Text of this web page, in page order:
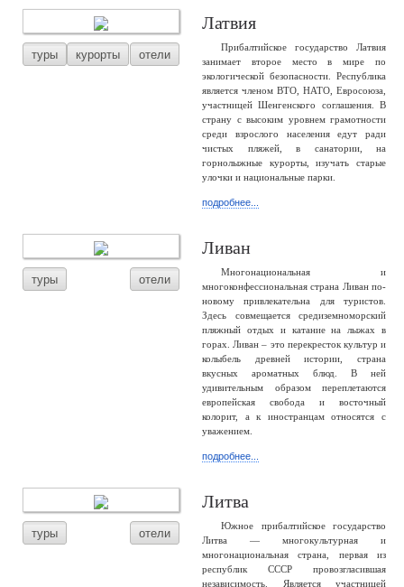
туры курорты отели
Латвия
Прибалтийское государство Латвия
занимает второе место в мире по
экологической безопасности. Республика
является членом ВТО, НАТО, Евросоюза,
участницей Шенгенского соглашения. В
страну с высоким уровнем грамотности
среди взрослого населения едут ради
чистых пляжей, в санатории, на
горнолыжные курорты, изучать старые
улочки и национальные парки.
подробнее...
туры отели
Ливан
Многонациональная и
многоконфессиональная страна Ливан по-
новому привлекательна для туристов.
Здесь совмещается средиземноморский
пляжный отдых и катание на лыжах в
горах. Ливан – это перекресток культур и
колыбель древней истории, страна
вкусных ароматных блюд. В ней
удивительным образом переплетаются
европейская свобода и восточный
колорит, а к иностранцам относятся с
уважением.
подробнее...
туры отели
Литва
Южное прибалтийское государство
Литва — многокультурная и
многонациональная страна, первая из
республик СССР провозгласившая
независимость. Является участницей